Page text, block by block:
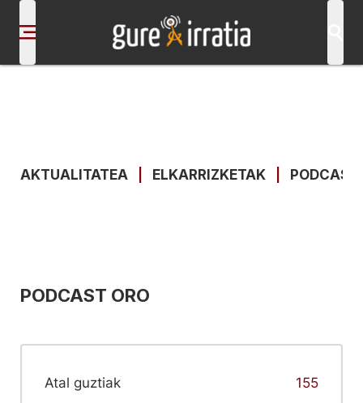
AKTUALITATEA ELKARRIZKETAK
PODCAST ORO
Atal guztiak 155